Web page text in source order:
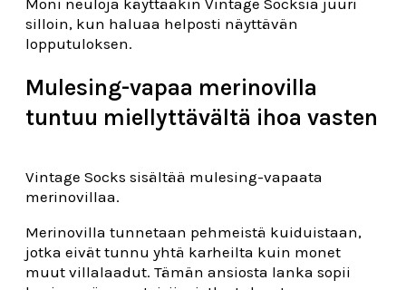
silloin, kun haluaa helposti näyttävän
lopputuloksen.
Mulesing-vapaa merinovilla
tuntuu miellyttävältä ihoa vasten
Vintage Socks sisältää mulesing-vapaata
merinovillaa.
Merinovilla tunnetaan pehmeistä kuiduistaan,
jotka eivät tunnu yhtä karheilta kuin monet
muut villalaadut. Tämän ansiosta lanka sopii